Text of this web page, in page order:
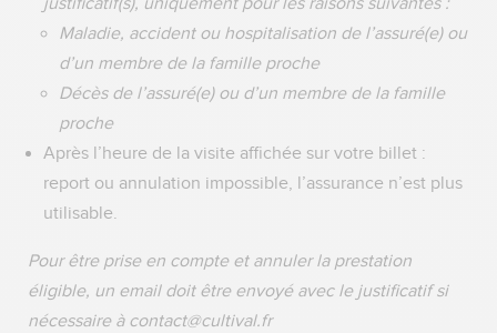
Maladie, accident ou hospitalisation de l’assuré(e) ou
d’un membre de la famille proche
Décès de l’assuré(e) ou d’un membre de la famille
proche
Après l’heure de la visite affichée sur votre billet :
report ou annulation impossible, l’assurance n’est plus
utilisable.
Pour être prise en compte et annuler la prestation
éligible, un email doit être envoyé avec le justificatif si
nécessaire à contact@cultival.fr